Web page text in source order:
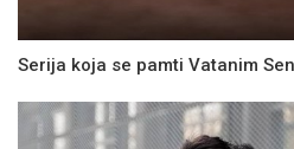
Serija koja se pamti Vatanim